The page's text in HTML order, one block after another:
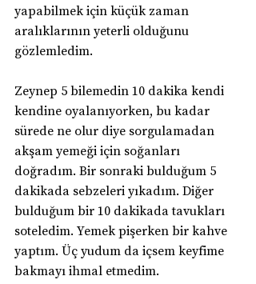
yapabilmek için küçük zaman
aralıklarının yeterli olduğunu
gözlemledim.
Zeynep 5 bilemedin 10 dakika kendi
kendine oyalanıyorken, bu kadar
sürede ne olur diye sorgulamadan
akşam yemeği için soğanları
doğradım. Bir sonraki bulduğum 5
dakikada sebzeleri yıkadım. Diğer
bulduğum bir 10 dakikada tavukları
soteledim. Yemek pişerken bir kahve
yaptım. Üç yudum da içsem keyfime
bakmayı ihmal etmedim.